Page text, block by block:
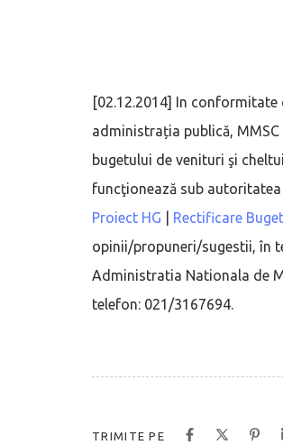
[02.12.2014] In
administrația publică,
bugetului de venituri şi
funcţionează sub
Proiect HG
Rectificare
opinii/propuneri/sugestii, în
Administratia Nationala de
telefon: 021/3167694.
TRIMITE PE